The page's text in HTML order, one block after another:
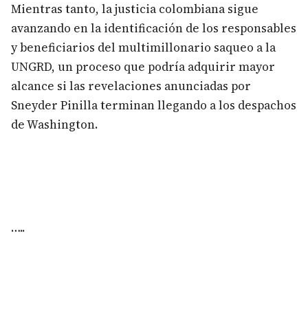
Mientras tanto, la justicia colombiana sigue
avanzando en la identificación de los responsables
y beneficiarios del multimillonario saqueo a la
UNGRD, un proceso que podría adquirir mayor
alcance si las revelaciones anunciadas por
Sneyder Pinilla terminan llegando a los despachos
de Washington.
…..